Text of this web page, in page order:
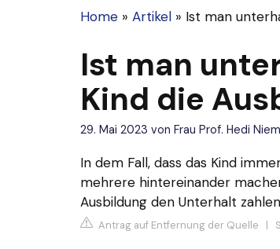
Home » Artikel » Ist man
Ist man
Kind die
29. Mai 2023 von Frau Prof. Hedi
In dem Fall, dass das Kind
mehrere hintereinander
Ausbildung den Unterhalt
Antrag auf Entfernung der Quelle |